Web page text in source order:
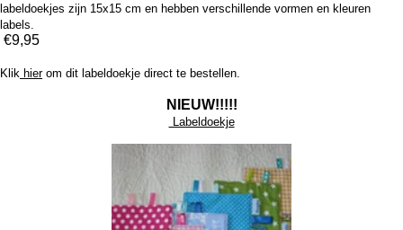
labeldoekjes zijn 15x15 cm en hebben verschillende vormen en kleuren
labels.
€9,95
Klik hierom dit labeldoekje direct te bestellen.
NIEUW!!!!!
Labeldoekje